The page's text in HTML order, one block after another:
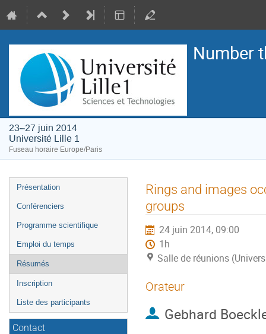
Number
23–27 juin 2014
Université Lille 1
Fuseau horaire Europe/Paris
Menu
de
Présentation
Conférenciers
Programme scientifique
Emploi du temps
Résumés
Inscription
Liste des participants
Contact
Rings and images
groups
24 juin 2014, 09:00
1h
Salle de réunions
Orateur
Gebhard